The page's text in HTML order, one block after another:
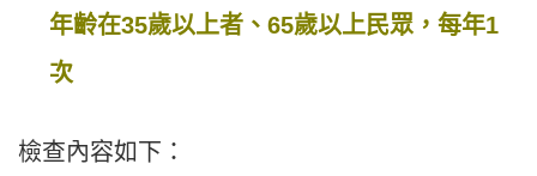
年齡在35歲以上者、65歲以上民眾，每年1
次
檢查內容如下：